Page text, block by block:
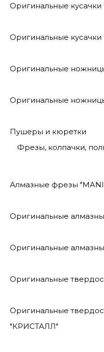
Оригинальные кусачки
Оригинальные кусачки
Оригинальные
Оригинальные
Пушеры и кюретки
Фрезы, колпачки,
Алмазные фрезы
Оригинальные
Оригинальные
Оригинальные
Оригинальные
"КРИСТАЛЛ"